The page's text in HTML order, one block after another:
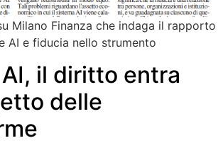
Milano Finanza che indaga il rapporto
AI e fiducia nello strumento
il diritto entra
delle